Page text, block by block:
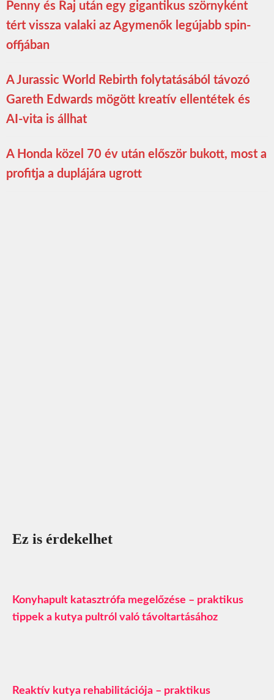
Penny és Raj után egy gigantikus szörnyként
tért vissza valaki az Agymenők legújabb spin-
offjában
A Jurassic World Rebirth folytatásából távozó
Gareth Edwards mögött kreatív ellentétek és
AI-vita is állhat
A Honda közel 70 év után először bukott, most a
profitja a duplájára ugrott
Ez is érdekelhet
Konyhapult katasztrófa megelőzése – praktikus
tippek a kutya pultról való távoltartásához
Reaktív kutya rehabilitációja – praktikus